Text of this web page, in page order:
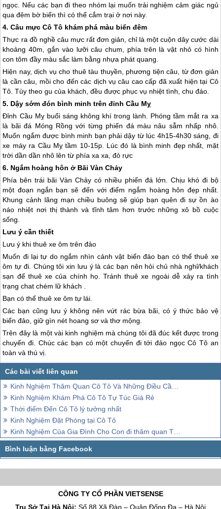
ngọc. Nếu các bạn đi theo nhóm lại muốn trải nghiệm cảm giác ngủ
qua đêm bờ biển thì có thể cắm trại ở nơi này.
4. Câu mựcCô Tô khám phá màu biển đêm
Thực ra đồ nghề câu mực rất đơn giản, chỉ là một cuộn dây cước dài
khoảng 40m, gắn vào lưỡi câu chum, phía trên là vật nhỏ có hình
con tôm đầy màu sắc làm bằng nhựa phát quang.
Hiện nay, dịch vụ cho thuê tàu thuyền, phương tiện câu, từ đơn giản
là cần câu, mồi cho đến các dịch vụ câu cao cấp đã xuất hiện tại Cô
Tô. Tùy theo gu của khách, đều được phục vụ nhiệt tình, chu đáo.
5. Dậy sớm đón bình minh trên đỉnh Cầu Mỵ
Đỉnh Cầu Mỵ buổi sáng không khí trong lành. Phóng tầm mắt ra xa
là bãi đá Móng Rồng với từng phiến đá màu nâu sẫm nhấp nhô.
Muốn ngắm được bình minh bạn phải dậy từ lúc 4h15-4h30 sáng, đi
xe máy ra Cầu Mỵ tầm 10-15p. Lúc đó là bình minh đẹp nhất, mặt
trời dần dần nhô lên từ phía xa xa, đỏ rực
6. Ngắm hoàng hôn ở Bãi Vàn Chảy
Phía bên trái bãi Vàn Chảy có nhiều phiến đá lớn. Chịu khó đi bộ
một đoạn ngắn bạn sẽ đến với điểm ngắm hoàng hôn đẹp nhất.
Khung cảnh lãng mạn chiều buông sẽ giúp bạn quên đi sự ồn ào
náo nhiệt nơi thị thành và tĩnh tâm hơn trước những xô bồ cuộc
sống.
Lưu ý cần thiết
Lưu ý khi thuê xe ôm trên đảo
Muốn đi lại tự do ngắm nhìn cảnh vật biển đảo bạn có thể thuê xe
ôm tự đi. Chúng tôi xin lưu ý là các bạn nên hỏi chủ nhà nghỉ/khách
sạn để thuê xe của chính họ. Tránh thuê xe ngoài dễ xảy ra tình
trạng chat chém lữ khách .
Bạn có thể thuê xe ôm tự lái.
Các bạn cũng lưu ý không nên vứt rác bừa bãi, có ý thức bảo vệ
biển đảo, giữ gìn nét hoang sơ và thơ mộng.
Trên đây là một vài kinh nghiệm mà chúng tôi đã đúc kết được trong
chuyến đi. Chúc các bạn có một chuyến đi tới đảo ngọcCô Tôan
toàn và thú vị.
Kinh Nghiệm Thăm Quan Cô Tô Và Những Điều Cần Lưu Ý
Kinh Nghiệm Khám Phá Cô Tô Tự Túc Giá Rẻ
Thời điểm Đến Cô Tô lý tưởng nhất
Kinh Nghiệm Đặt Phòng tại Cô Tô
Kinh Nghiệm Của Gia Đình Cho Con đi thăm quan Từ 5 Tháng Tuổi
CÔNG TY CỔ PHẦN VIETSENSE
Trụ Sở Tại Hà Nội: Số 88 Xã Đàn – Quận Đống Đa – Hà Nội